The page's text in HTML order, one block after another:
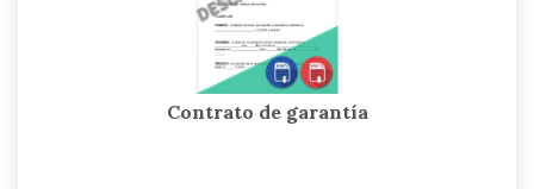
Contrato de garantía